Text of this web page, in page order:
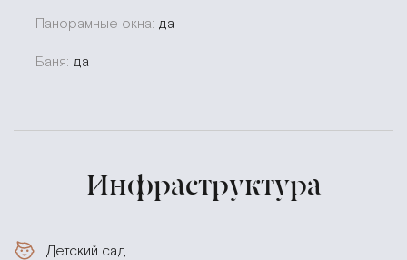
Панорамные окна: да
Баня: да
Инфраструктура
Детский сад